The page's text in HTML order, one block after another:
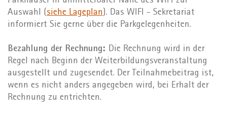
Auswahl (siehe Lageplan). Das WIFI - Sekretariat
informiert Sie gerne über die Parkgelegenheiten.
Bezahlung der Rechnung: Die Rechnung wird in der
Regel nach Beginn der Weiterbildungsveranstaltung
ausgestellt und zugesendet. Der Teilnahmebeitrag ist,
wenn es nicht anders angegeben wird, bei Erhalt der
Rechnung zu entrichten.